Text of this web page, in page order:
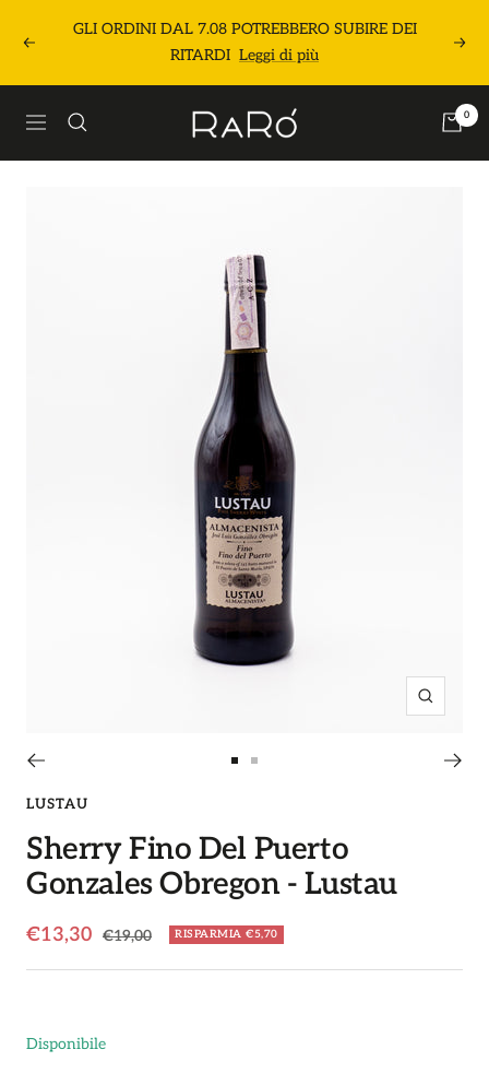
Precedente
GLI ORDINI DAL 7.08 POTREBBERO SUBIRE DEI
RITARDI Leggi di più
Navigazione
Raró
0
1
LUSTAU
Sherry Fino Del Puerto
Gonzales Obregon - Lustau
Prezzo
di
€13,30 Prezzo
€19,00 RISPARMIA €5,70
Disponibile